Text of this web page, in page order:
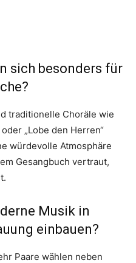
sich besonders für
traditionelle Choräle wie
„Lobe den Herren“
würdevolle Atmosphäre
Gesangbuch vertraut,
Musik in
einbauen?
Paare wählen neben